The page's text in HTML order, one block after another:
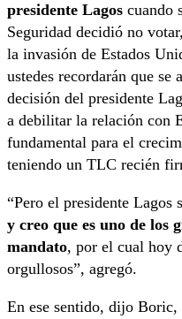
presidente Lagos cuando
Seguridad decidió no
la invasión de Estados
ustedes recordarán que se
decisión del presidente
a debilitar la relación con
fundamental para el
teniendo un TLC recién
“Pero el presidente Lagos
y creo que es uno de los
mandato, por el cual hoy
orgullosos”, agregó.
En ese sentido, dijo Boric,